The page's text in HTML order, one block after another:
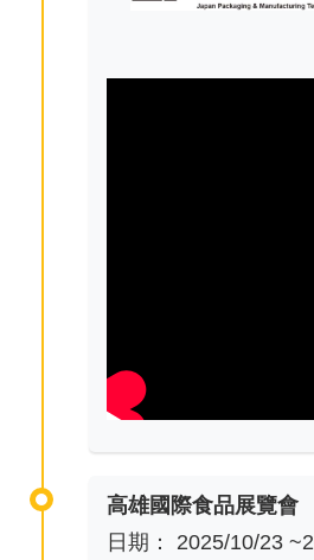
高雄國際食品展覽會
日期： 2025/10/23